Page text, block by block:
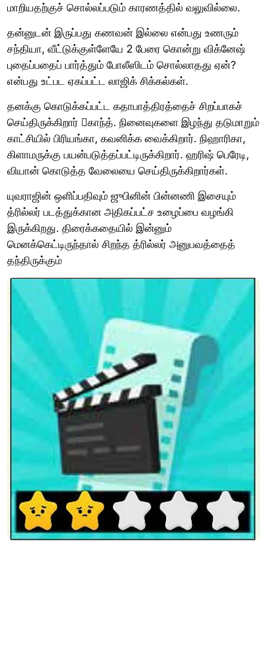
மாறியதற்குச் சொல்லப்படும் காரணத்தில் வலுவில்லை.
தன்னுடன் இருப்பது கணவன் இல்லை என்பது உணரும்
சந்தியா, வீட்டுக்குள்ளேயே 2 பேரை கொன்று விக்னேஷ்
புதைப்பதைப் பார்த்தும் போலீஸிடம் சொல்லாதது ஏன்?
என்பது உட்பட ஏகப்பட்ட லாஜிக் சிக்கல்கள்.
தனக்கு கொடுக்கப்பட்ட கதாபாத்திரத்தைச் சிறப்பாகச்
செய்திருக்கிறார் காந்த். நினைவுகளை இழந்து தடுமாறும்
காட்சியில் பிரியங்கா, கவனிக்க வைக்கிறார். நிஹாரிகா,
கிளாமருக்கு பயன்படுத்தப்பட்டிருக்கிறார். ஹரிஷ் பெரேடி,
வியான் கொடுத்த வேலையை செய்திருக்கிறார்கள்.
யுவராஜின் ஒளிப்பதிவும் ஜுபினின் பின்னணி இசையும்
த்ரில்லர் படத்துக்கான அதிகப்பட்ச உழைப்பை வழங்கி
இருக்கிறது. திரைக்கதையில் இன்னும்
மெனக்கெட்டிருந்தால் சிறந்த த்ரில்லர் அனுபவத்தைத்
தந்திருக்கும்